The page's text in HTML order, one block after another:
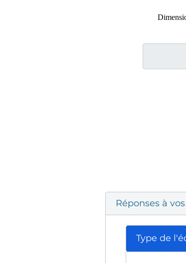
Réponses à
Type de